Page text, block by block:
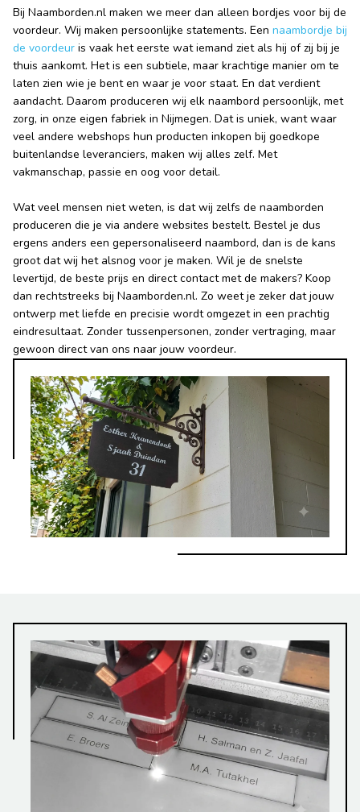
Bij Naamborden.nl maken we meer dan alleen bordjes voor bij de
voordeur. Wij maken persoonlijke statements. Een naambordje bij
de voordeur is vaak het eerste wat iemand ziet als hij of zij bij je
thuis aankomt. Het is een subtiele, maar krachtige manier om te
laten zien wie je bent en waar je voor staat. En dat verdient
aandacht. Daarom produceren wij elk naambord persoonlijk, met
zorg, in onze eigen fabriek in Nijmegen. Dat is uniek, want waar
veel andere webshops hun producten inkopen bij goedkope
buitenlandse leveranciers, maken wij alles zelf. Met
vakmanschap, passie en oog voor detail.
Wat veel mensen niet weten, is dat wij zelfs de naamborden
produceren die je via andere websites bestelt. Bestel je dus
ergens anders een gepersonaliseerd naambord, dan is de kans
groot dat wij het alsnog voor je maken. Wil je de snelste
levertijd, de beste prijs en direct contact met de makers? Koop
dan rechtstreeks bij Naamborden.nl. Zo weet je zeker dat jouw
ontwerp met liefde en precisie wordt omgezet in een prachtig
eindresultaat. Zonder tussenpersonen, zonder vertraging, maar
gewoon direct van ons naar jouw voordeur.